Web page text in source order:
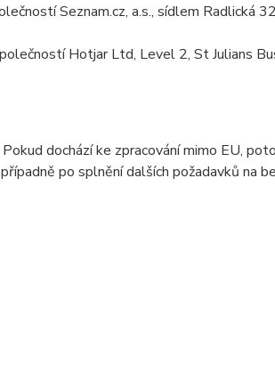
Seznam.cz, a.s., sídlem Radlická
Hotjar Ltd, Level 2, St Julians
dochází ke zpracování mimo EU,
po splnění dalších požadavků na